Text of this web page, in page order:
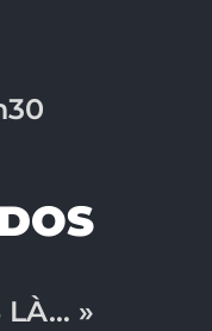
LÀ… »